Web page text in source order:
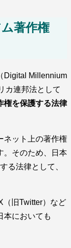
著作権
Digital Millennium
カ連邦法として
権を保護する法律
ネット上の著作権
。そのため、日本
る法律として、
（旧Twitter）など
本においても